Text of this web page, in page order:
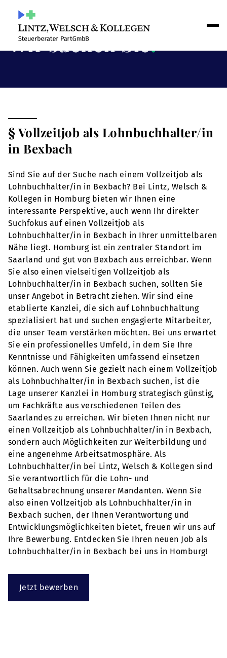
Wir suchen Sie!
§ Vollzeitjob als Lohnbuchhalter/in
in Bexbach
Sind Sie auf der Suche nach einem Vollzeitjob als
Lohnbuchhalter/in in Bexbach? Bei Lintz, Welsch &
Kollegen in Homburg bieten wir Ihnen eine
interessante Perspektive, auch wenn Ihr direkter
Suchfokus auf einen Vollzeitjob als
Lohnbuchhalter/in in Bexbach in Ihrer unmittelbaren
Nähe liegt. Homburg ist ein zentraler Standort im
Saarland und gut von Bexbach aus erreichbar. Wenn
Sie also einen vielseitigen Vollzeitjob als
Lohnbuchhalter/in in Bexbach suchen, sollten Sie
unser Angebot in Betracht ziehen. Wir sind eine
etablierte Kanzlei, die sich auf Lohnbuchhaltung
spezialisiert hat und suchen engagierte Mitarbeiter,
die unser Team verstärken möchten. Bei uns erwartet
Sie ein professionelles Umfeld, in dem Sie Ihre
Kenntnisse und Fähigkeiten umfassend einsetzen
können. Auch wenn Sie gezielt nach einem Vollzeitjob
als Lohnbuchhalter/in in Bexbach suchen, ist die
Lage unserer Kanzlei in Homburg strategisch günstig,
um Fachkräfte aus verschiedenen Teilen des
Saarlandes zu erreichen. Wir bieten Ihnen nicht nur
einen Vollzeitjob als Lohnbuchhalter/in in Bexbach,
sondern auch Möglichkeiten zur Weiterbildung und
eine angenehme Arbeitsatmosphäre. Als
Lohnbuchhalter/in bei Lintz, Welsch & Kollegen sind
Sie verantwortlich für die Lohn- und
Gehaltsabrechnung unserer Mandanten. Wenn Sie
also einen Vollzeitjob als Lohnbuchhalter/in in
Bexbach suchen, der Ihnen Verantwortung und
Entwicklungsmöglichkeiten bietet, freuen wir uns auf
Ihre Bewerbung. Entdecken Sie Ihren neuen Job als
Lohnbuchhalter/in in Bexbach bei uns in Homburg!
Jetzt bewerben